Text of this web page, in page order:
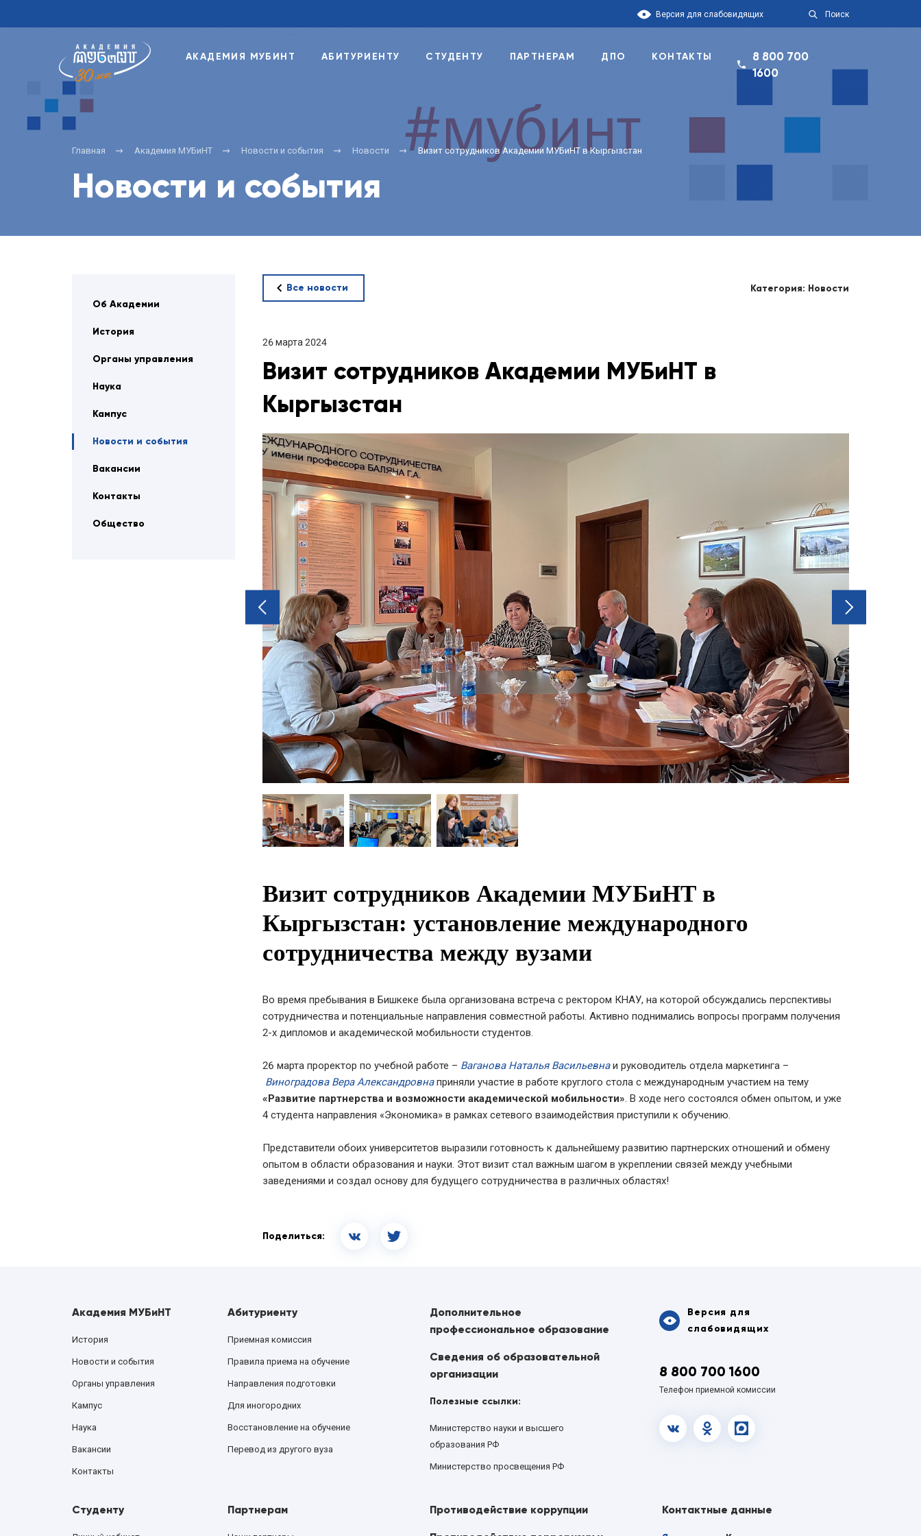
Версия для слабовидящих Поиск
АКАДЕМИЯ МУБИНТ АБИТУРИЕНТУ СТУДЕНТУ ПАРТНЕРАМ ДПО КОНТАКТЫ
8 800 700
1600
Главная Академия МУБиНТ Новости и события Новости Визит сотрудников Академии МУБиНТ в Кыргызстан
Новости и события
Об Академии
История
Органы управления
Наука
Кампус
Новости и события
Вакансии
Контакты
Общество
Все новости Категория: Новости
26 марта 2024
Визит сотрудников Академии МУБиНТ в
Кыргызстан
prev
next
Визит сотрудников Академии МУБиНТ в
Кыргызстан: установление международного
сотрудничества между вузами
Во время пребывания в Бишкеке была организована встреча с ректором КНАУ, на которой обсуждались перспективы
сотрудничества и потенциальные направления совместной работы. Активно поднимались вопросы программ получения
2-х дипломов и академической мобильности студентов.
26 марта проректор по учебной работе – Ваганова Наталья Васильевнаи руководитель отдела маркетинга –
Виноградова Вера Александровнаприняли участие в работе круглого стола с международным участием на тему
«Развитие партнерства и возможности академической мобильности». В ходе него состоялся обмен опытом, и уже
4 студента направления «Экономика» в рамках сетевого взаимодействия приступили к обучению.
Представители обоих университетов выразили готовность к дальнейшему развитию партнерских отношений и обмену
опытом в области образования и науки. Этот визит стал важным шагом в укреплении связей между учебными
заведениями и создал основу для будущего сотрудничества в различных областях!
Поделиться:
Академия МУБиНТ
История
Новости и события
Органы управления
Кампус
Наука
Вакансии
Контакты
Абитуриенту
Приемная комиссия
Правила приема на обучение
Направления подготовки
Для иногородних
Восстановление на обучение
Перевод из другого вуза
Дополнительное
профессиональное образование
Сведения об образовательной
организации
Полезные ссылки:
Министерство науки и высшего
образования РФ
Министерство просвещения РФ
Версия для
слабовидящих
8 800 700 1600
Телефон приемной комиссии
vk.com
Студенту Партнерам Противодействие коррупции Контактные данные